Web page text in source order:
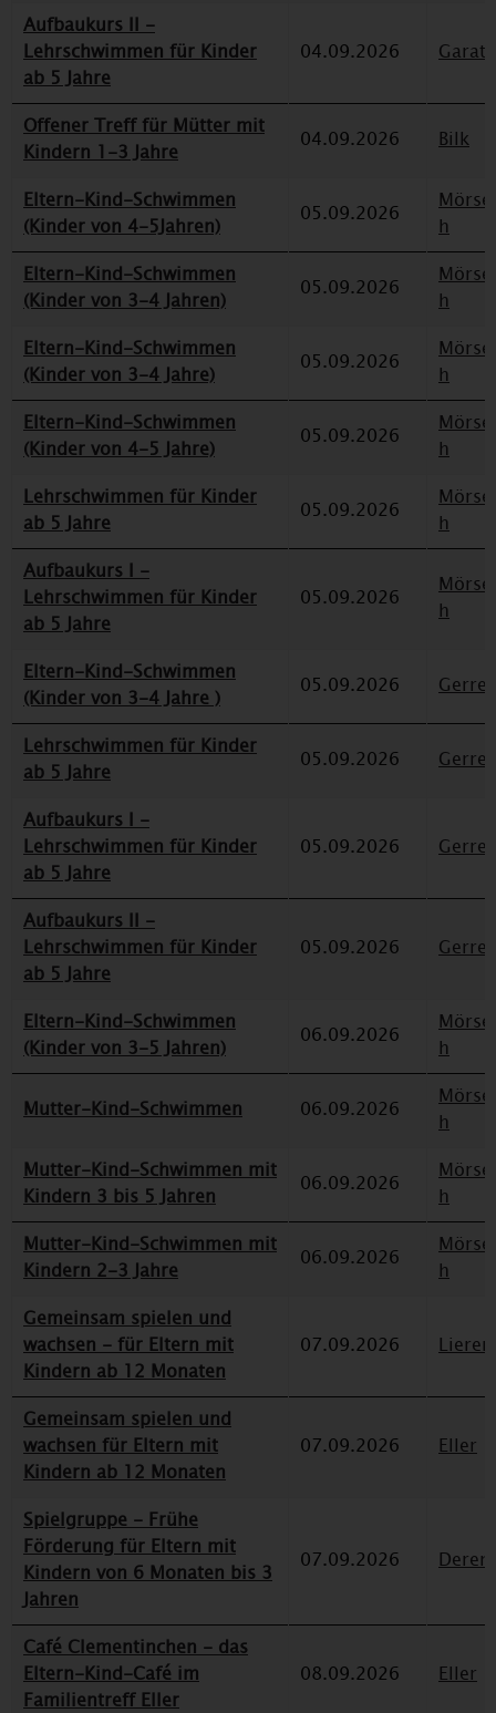
Aufbaukurs II -
Lehrschwimmen für Kinder
ab 5 Jahre
04.09.2026 Garath
Offener Treff für Mütter mit
Kindern 1-3 Jahre
04.09.2026 Bilk
Eltern-Kind-Schwimmen
(Kinder von 4-5Jahren)
05.09.2026
h
Eltern-Kind-Schwimmen
(Kinder von 3-4 Jahren)
05.09.2026
h
Eltern-Kind-Schwimmen
(Kinder von 3-4 Jahre)
05.09.2026
h
Eltern-Kind-Schwimmen
(Kinder von 4-5 Jahre)
05.09.2026
h
Lehrschwimmen für Kinder
ab 5 Jahre
05.09.2026
h
Aufbaukurs I -
Lehrschwimmen für Kinder
ab 5 Jahre
05.09.2026
h
Eltern-Kind-Schwimmen
(Kinder von 3-4 Jahre )
05.09.2026
Lehrschwimmen für Kinder
ab 5 Jahre
05.09.2026
Aufbaukurs I -
Lehrschwimmen für Kinder
ab 5 Jahre
05.09.2026
Aufbaukurs II -
Lehrschwimmen für Kinder
ab 5 Jahre
05.09.2026
Eltern-Kind-Schwimmen
(Kinder von 3-5 Jahren)
06.09.2026
h
Mutter-Kind-Schwimmen 06.09.2026
h
Mutter-Kind-Schwimmen mit
Kindern 3 bis 5 Jahren
06.09.2026
h
Mutter-Kind-Schwimmen mit
Kindern 2-3 Jahre
06.09.2026
h
Gemeinsam spielen und
wachsen - für Eltern mit
Kindern ab 12 Monaten
07.09.2026
Gemeinsam spielen und
wachsen für Eltern mit
Kindern ab 12 Monaten
07.09.2026 Eller
Spielgruppe - Frühe
Förderung für Eltern mit
Kindern von 6 Monaten bis 3
Jahren
07.09.2026
Café Clementinchen - das
Eltern-Kind-Café im
Familientreff Eller
08.09.2026 Eller